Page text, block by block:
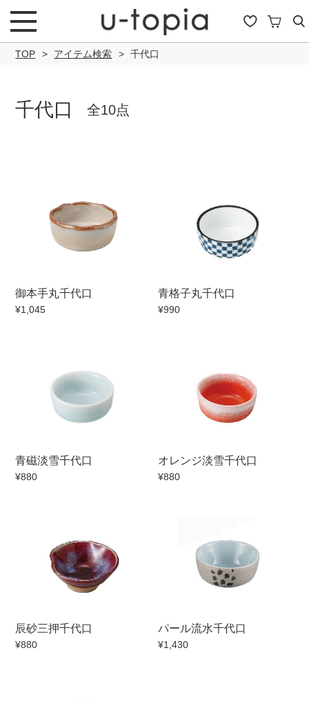
こだわり条件で絞り込み
通常商品 セール商品 OUTLET
50％OFF～ 60％OFF
アイテム
カレー皿・パスタ皿 ランチプレート・仕切皿
蓋物 中鉢
盛鉢 ご飯茶碗
小丼 ラーメン鉢・中華食器
マグカップ 蓋付マグ
TOP アイテム検索 千代口
千代口 全10点
御本手丸千代口
¥1,045
青格子丸千代口
¥990
青磁淡雪千代口
¥880
オレンジ淡雪千代口
¥880
辰砂三押千代口
¥880
パール流水千代口
¥1,430